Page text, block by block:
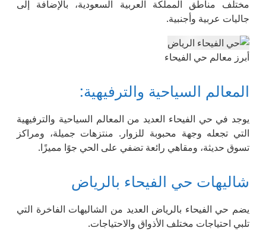
مختلف مناطق المملكة العربية السعودية، بالإضافة إلى
جاليات عربية وأجنبية.
أبرز معالم حي الفيحاء
المعالم السياحية والترفيهية:
يوجد في حي الفيحاء العديد من المعالم السياحية والترفيهية
التي تجعله وجهة محبوبة للزوار. منتزهات جميلة، ومراكز
تسوق حديثة، ومقاهي رائعة تضفي على الحي جوًا مميزًا.
شاليهات حي الفيحاء بالرياض
يضم حي الفيحاء بالرياض العديد من الشاليهات الفاخرة التي
تلبي احتياجات مختلف الأذواق والاحتياجات.